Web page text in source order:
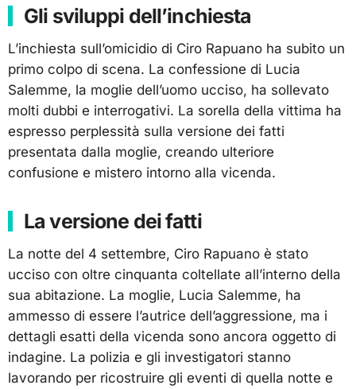
Gli sviluppi dell’inchiesta
L’inchiesta sull’omicidio di Ciro Rapuano ha subito un
primo colpo di scena. La confessione di Lucia
Salemme, la moglie dell’uomo ucciso, ha sollevato
molti dubbi e interrogativi. La sorella della vittima ha
espresso perplessità sulla versione dei fatti
presentata dalla moglie, creando ulteriore
confusione e mistero intorno alla vicenda.
La versione dei fatti
La notte del 4 settembre, Ciro Rapuano è stato
ucciso con oltre cinquanta coltellate all’interno della
sua abitazione. La moglie, Lucia Salemme, ha
ammesso di essere l’autrice dell’aggressione, ma i
dettagli esatti della vicenda sono ancora oggetto di
indagine. La polizia e gli investigatori stanno
lavorando per ricostruire gli eventi di quella notte e